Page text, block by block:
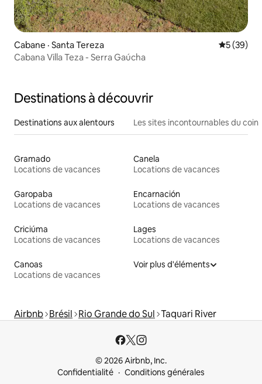
Cabane · Santa Tereza Note
5 (39)
Cabana Villa Teza - Serra Gaúcha
Destinations à découvrir
Destinations aux alentours Les sites incontournables du coin
Gramado
Locations de vacances
Canela
Locations de vacances
Garopaba
Locations de vacances
Encarnación
Locations de vacances
Criciúma
Locations de vacances
Lages
Locations de vacances
Canoas
Locations de vacances
Voir plus d'éléments
Airbnb Brésil Rio Grande do Sul Taquari River
© 2026 Airbnb, Inc.
Confidentialité
Conditions générales